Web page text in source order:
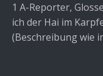
1 A-Reporter,
ich der Hai im
(Beschreibung wie